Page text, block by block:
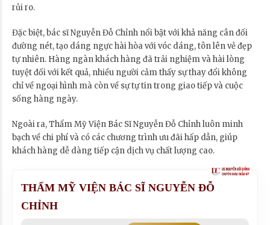
rủi ro.
Đặc biệt, bác sĩ Nguyễn Đỗ Chỉnh nổi bật với khả năng cân đối
đường nét, tạo dáng ngực hài hòa với vóc dáng, tôn lên vẻ đẹp
tự nhiên. Hàng ngàn khách hàng đã trải nghiệm và hài lòng
tuyệt đối với kết quả, nhiều người cảm thấy sự thay đổi không
chỉ về ngoại hình mà còn về sự tự tin trong giao tiếp và cuộc
sống hàng ngày.
Ngoài ra, Thẩm Mỹ Viện Bác Sĩ Nguyễn Đỗ Chỉnh luôn minh
bạch về chi phí và có các chương trình ưu đãi hấp dẫn, giúp
khách hàng dễ dàng tiếp cận dịch vụ chất lượng cao.
THẨM MỸ VIỆN BÁC SĨ NGUYỄN ĐỖ
CHỈNH